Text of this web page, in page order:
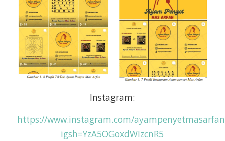
Instagram:
https://www.instagram.com/
igsh=YzA5OGoxdWIzcnR5